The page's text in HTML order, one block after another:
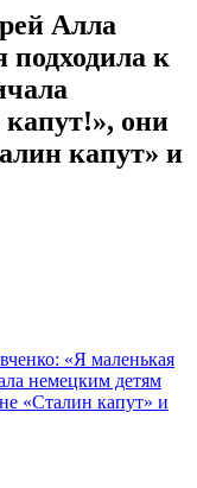
Алла
к
они
капут» и